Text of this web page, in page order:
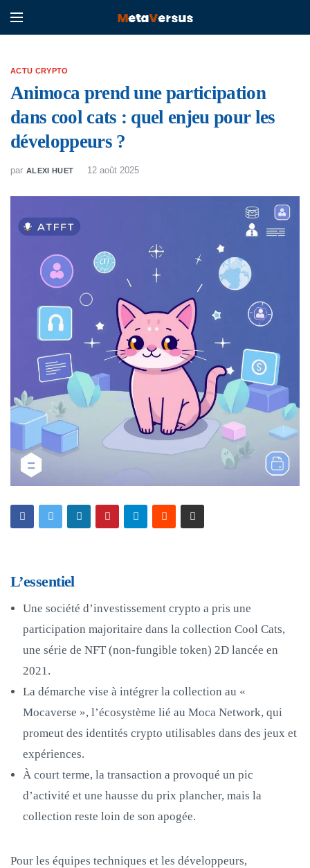
ACTU CRYPTO
Animoca prend une participation
dans cool cats : quel enjeu pour les
développeurs ?
par ALEXI HUET 12 août 2025
L’essentiel
Une société d’investissement crypto a pris une
participation majoritaire dans la collection Cool Cats,
une série de NFT (non-fungible token) 2D lancée en
2021.
La démarche vise à intégrer la collection au «
Mocaverse », l’écosystème lié au Moca Network, qui
promeut des identités crypto utilisables dans des jeux et
expériences.
À court terme, la transaction a provoqué un pic
d’activité et une hausse du prix plancher, mais la
collection reste loin de son apogée.
Pour les équipes techniques et les développeurs,